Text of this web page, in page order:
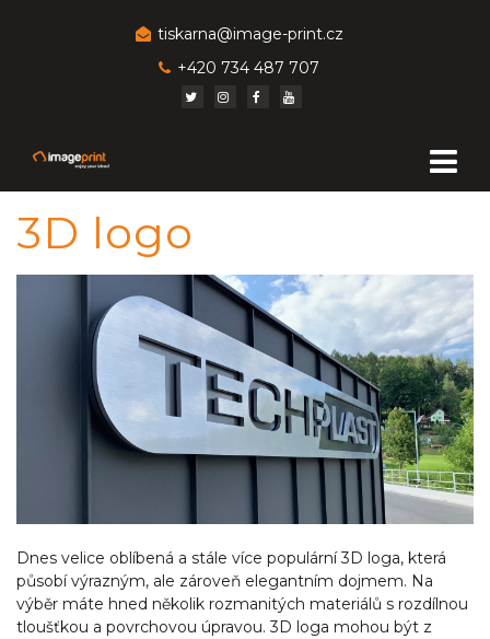
tiskarna@image-print.cz
+420 734 487 707
3D logo
Dnes velice oblíbená a stále více populární 3D loga, která
působí výrazným, ale zároveň elegantním dojmem. Na
výběr máte hned několik rozmanitých materiálů s rozdílnou
tloušťkou a povrchovou úpravou. 3D loga mohou být z